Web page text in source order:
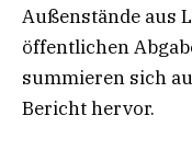
Außenstände aus
öffentlichen
summieren sich
Bericht hervor.